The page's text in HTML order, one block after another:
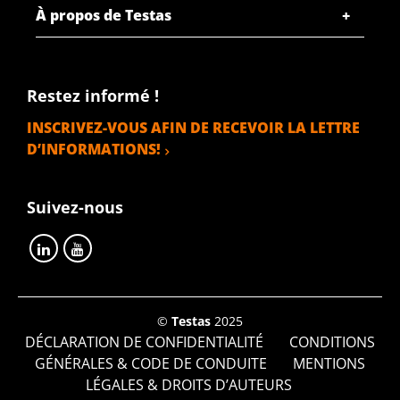
2800-0433-4020202012
Poids des pièces en kg
2800-0433-4020218512
Description
Poids des pièces en kg
285,96
À propos de Testas
Restez informé !
INSCRIVEZ-VOUS AFIN DE RECEVOIR LA LETTRE
D’INFORMATIONS!
Suivez-nous
© Testas 2025
DÉCLARATION DE CONFIDENTIALITÉ
CONDITIONS
GÉNÉRALES & CODE DE CONDUITE
MENTIONS
LÉGALES & DROITS D’AUTEURS